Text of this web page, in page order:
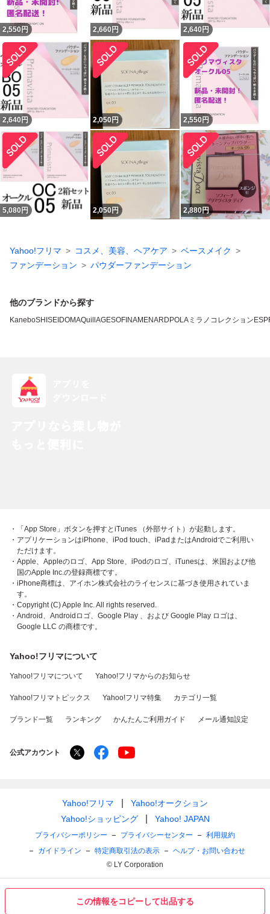
この情報をコピーして出品する
2,550円 2,660 円 2,640 円
2,640 円 2,050円 2,550円
5,080 円 2,050円 2,880円
Yahoo!フリマ コスメ、美容、ヘアケア
ベースメイク
ファンデーション
パウダーファンデーション
他のブランドから探す
KaneboSHISEIDOMAQuillAGESOFINAMENARD POLA ミラノコレクション
・「App Store」ボタンを押すとiTunes （外部サイト）が起動します。
・アプリケーションはiPhone、iPod touch、iPadまたはAndroidでご利用い
ただけます。
・Apple、Appleのロゴ、App Store、iPodのロゴ、iTunesは、米国および他
国のApple Inc.の登録商標です。
・iPhone商標は、アイホン株式会社のライセンスに基づき使用されていま
す。
・Copyright (C) Apple Inc. All rights reserved.
・Android、Androidロゴ、Google Play 、および Google Play ロゴは、
Google LLC の商標です。
Yahoo!フリマについて
Yahoo!フリマについて Yahoo!フリマからのお知らせ
Yahoo!フリマトピックス Yahoo!フリマ特集 カテゴリ一覧
ブランド一覧 ランキング かんたんご利用ガイド メール通知設定
公式アカウント
Yahoo!フリマ
Yahoo!オークション
Yahoo!ショッピング
Yahoo! JAPAN
プライバシーポリシー プライバシーセンター
利用規約
ガイドライン
特定商取引法の表示
ヘルプ・お問い合わせ
© LY Corporation